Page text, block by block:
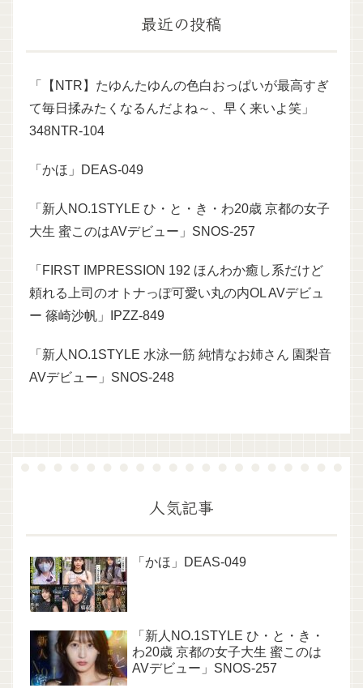
最近の投稿
「【NTR】たゆんたゆんの色白おっぱいが最高すぎ
て毎日揉みたくなるんだよね～、早く来いよ笑」
348NTR-104
「かほ」DEAS-049
「新人NO.1STYLE ひ・と・き・わ20歳 京都の女子
大生 蜜このはAVデビュー」SNOS-257
「FIRST IMPRESSION 192 ほんわか癒し系だけど
頼れる上司のオトナっぽ可愛い丸の内OL AVデビュ
ー 篠崎沙帆」IPZZ-849
「新人NO.1STYLE 水泳一筋 純情なお姉さん 園梨音
AVデビュー」SNOS-248
人気記事
「かほ」DEAS-049
「新人NO.1STYLE ひ・と・き・
わ20歳 京都の女子大生 蜜このは
AVデビュー」SNOS-257